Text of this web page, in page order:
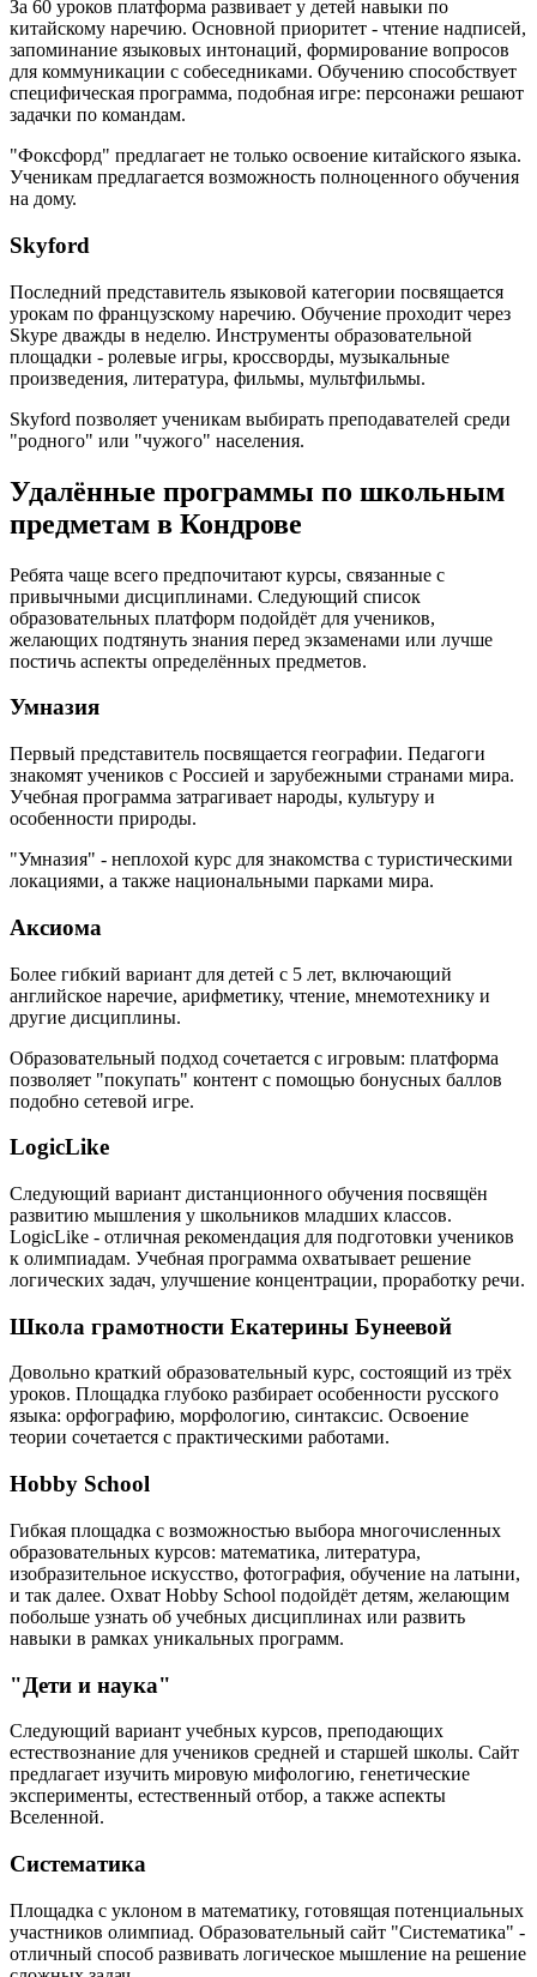
За 60 уроков платформа развивает у детей навыки по
китайскому наречию. Основной приоритет - чтение надписей,
запоминание языковых интонаций, формирование вопросов
для коммуникации с собеседниками. Обучению способствует
специфическая программа, подобная игре: персонажи решают
задачки по командам.
"Фоксфорд" предлагает не только освоение китайского языка.
Ученикам предлагается возможность полноценного обучения
на дому.
Skyford
Последний представитель языковой категории посвящается
урокам по французскому наречию. Обучение проходит через
Skype дважды в неделю. Инструменты образовательной
площадки - ролевые игры, кроссворды, музыкальные
произведения, литература, фильмы, мультфильмы.
Skyford позволяет ученикам выбирать преподавателей среди
"родного" или "чужого" населения.
Удалённые программы по школьным
предметам в Кондрове
Ребята чаще всего предпочитают курсы, связанные с
привычными дисциплинами. Следующий список
образовательных платформ подойдёт для учеников,
желающих подтянуть знания перед экзаменами или лучше
постичь аспекты определённых предметов.
Умназия
Первый представитель посвящается географии. Педагоги
знакомят учеников с Россией и зарубежными странами мира.
Учебная программа затрагивает народы, культуру и
особенности природы.
"Умназия" - неплохой курс для знакомства с туристическими
локациями, а также национальными парками мира.
Аксиома
Более гибкий вариант для детей с 5 лет, включающий
английское наречие, арифметику, чтение, мнемотехнику и
другие дисциплины.
Образовательный подход сочетается с игровым: платформа
позволяет "покупать" контент с помощью бонусных баллов
подобно сетевой игре.
LogicLike
Следующий вариант дистанционного обучения посвящён
развитию мышления у школьников младших классов.
LogicLike - отличная рекомендация для подготовки учеников
к олимпиадам. Учебная программа охватывает решение
логических задач, улучшение концентрации, проработку речи.
Школа грамотности Екатерины Бунеевой
Довольно краткий образовательный курс, состоящий из трёх
уроков. Площадка глубоко разбирает особенности русского
языка: орфографию, морфологию, синтаксис. Освоение
теории сочетается с практическими работами.
Hobby School
Гибкая площадка с возможностью выбора многочисленных
образовательных курсов: математика, литература,
изобразительное искусство, фотография, обучение на латыни,
и так далее. Охват Hobby School подойдёт детям, желающим
побольше узнать об учебных дисциплинах или развить
навыки в рамках уникальных программ.
"Дети и наука"
Следующий вариант учебных курсов, преподающих
естествознание для учеников средней и старшей школы. Сайт
предлагает изучить мировую мифологию, генетические
эксперименты, естественный отбор, а также аспекты
Вселенной.
Систематика
Площадка с уклоном в математику, готовящая потенциальных
участников олимпиад. Образовательный сайт "Систематика" -
отличный способ развивать логическое мышление на решение